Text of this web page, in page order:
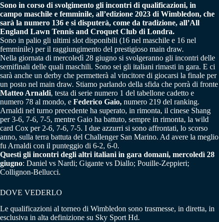
Sono in corso di svolgimento gli incontri di qualificazioni, in
campo maschile e femminile, all’edizione 2023 di Wimbledon, che
sarà la numero 136 e si disputerà, come da tradizione, all’All
England Lawn Tennis and Croquet Club di Londra.
Sono in palio gli ultimi slot disponibili (16 nel maschile e 16 nel
femminile) per il raggiungimento del prestigioso main draw.
Nella giornata di mercoledì 28 giugno si svolgeranno gli incontri delle
semifinali delle quali maschili. Sono sei gli italiani rimasti in gara. E ci
sarà anche un derby che permetterà al vincitore di giocarsi la finale per
un posto nel main draw. Stiamo parlando della sfida che porrà di fronte
Matteo Arnaldi, testa di serie numero 1 del tabellone cadetto e
numero 78 al mondo, e Federico Gaio, numero 219 del ranking.
Arnaldi nel turno precedente ha superato, in rimonta, il cinese Shang
per 3-6, 7-6, 7-5, mentre Gaio ha battuto, sempre in rimonta, la wild
card Cox per 2-6, 7-6, 7-5. I due azzurri si sono affrontati, lo scorso
anno, sulla terra battuta del Challenger San Marino. Ad avere la meglio
fu Arnaldi con il punteggio di 6-2, 6-0.
Questi gli incontri degli altri italiani in gara domani, mercoledì 28
giugno: Daniel vs Nardi; Gigante vs Diallo; Pouille-Zeppieri;
Collignon-Bellucci.
DOVE VEDERLO
Le qualificazioni al torneo di Wimbledon sono trasmesse, in diretta, in
esclusiva in alta definizione su Sky Sport Hd.